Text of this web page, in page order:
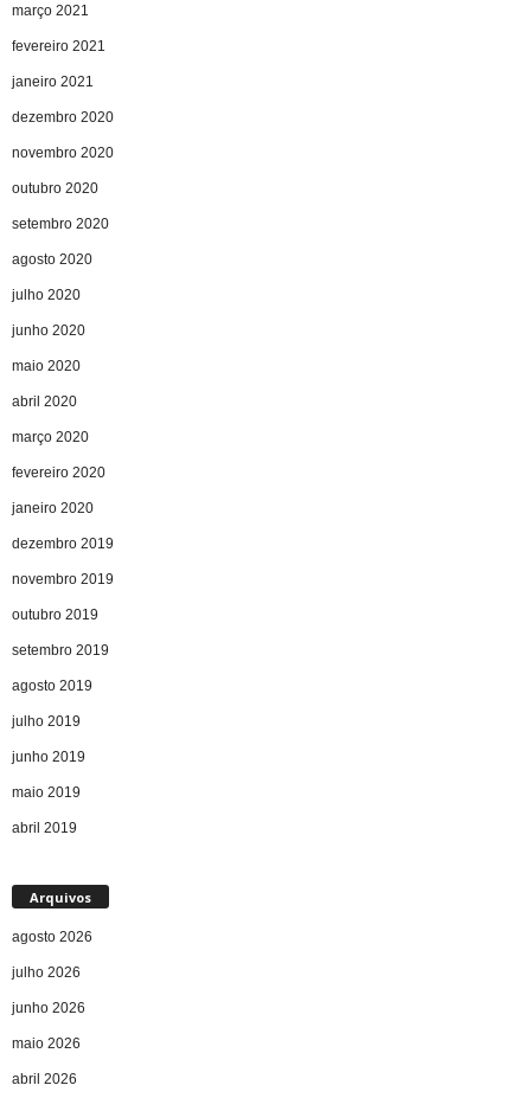
março 2021
fevereiro 2021
janeiro 2021
dezembro 2020
novembro 2020
outubro 2020
setembro 2020
agosto 2020
julho 2020
junho 2020
maio 2020
abril 2020
março 2020
fevereiro 2020
janeiro 2020
dezembro 2019
novembro 2019
outubro 2019
setembro 2019
agosto 2019
julho 2019
junho 2019
maio 2019
abril 2019
Arquivos
agosto 2026
julho 2026
junho 2026
maio 2026
abril 2026